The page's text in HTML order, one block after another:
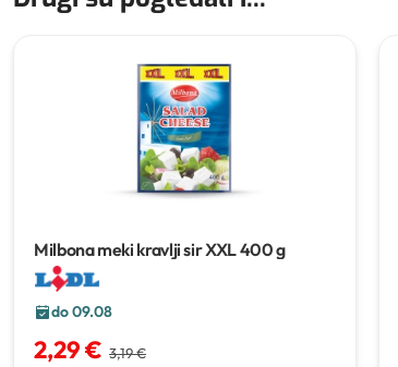
Milbona meki kravlji sir XXL400 g
do 09.08
2,29 € 3,19 €